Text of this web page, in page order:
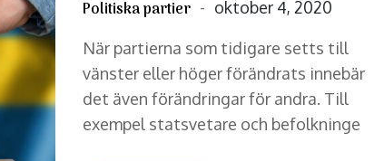
Politiska partier
Posted
oktober 4, 2020
När partierna som tidigare setts till
vänster eller höger förändrats innebär
det även förändringar för andra. Till
exempel statsvetare och befolkninge